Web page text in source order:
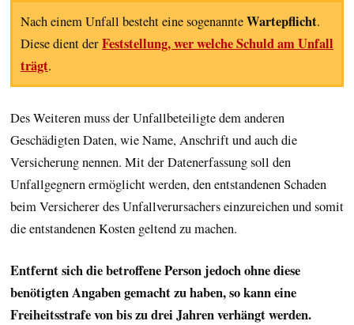
Nach einem Unfall besteht eine sogenannteWartepflicht.
Diese dient derFeststellung, wer welche Schuld am Unfall
trägt.
Des Weiteren muss der Unfallbeteiligte dem anderen
Geschädigten Daten, wie Name, Anschrift und auch die
Versicherung nennen. Mit der Datenerfassung soll den
Unfallgegnern ermöglicht werden, den entstandenen Schaden
beim Versicherer des Unfallverursachers einzureichen und somit
die entstandenen Kosten geltend zu machen.
Entfernt sich die betroffene Person jedoch ohne diese
benötigten Angaben gemacht zu haben, so kann eine
Freiheitsstrafe von bis zu drei Jahren verhängt werden.